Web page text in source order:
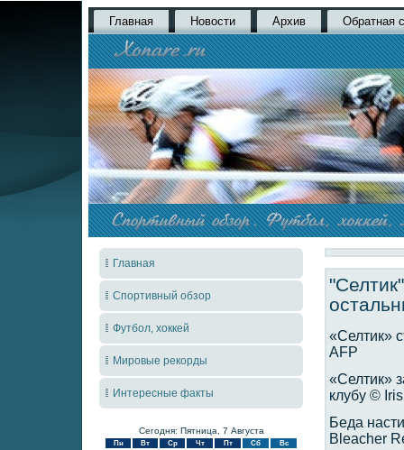
Главная Новости Архив Обратная
Главная
Спортивный обзор
Футбол, хоккей
Мировые рекорды
Интересные факты
Сегодня: Пятница, 7 Августа
Пн Вт Ср Чт Пт Сб Вс
«Селтик»
AFP
«Селтик»
клубу ©
Беда
Bleacher